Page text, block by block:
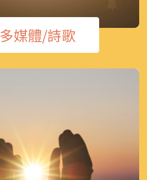
多媒體/詩歌